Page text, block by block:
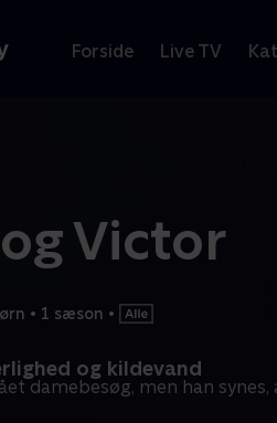
Forside Live TV
Victor
• 1 sæson •
og kildevand
damebesøg, men han